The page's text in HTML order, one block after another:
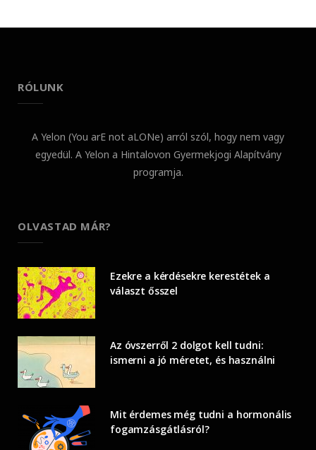
RÓLUNK
A Yelon (You arE not aLONe) arról szól, hogy nem vagy
egyedül. A Yelon a Hintalovon Gyermekjogi Alapítvány
programja.
OLVASTAD MÁR?
Ezekre a kérdésekre kerestétek a
választ ősszel
Az óvszerről 2 dolgot kell tudni:
ismerni a jó méretet, és használni
Mit érdemes még tudni a hormonális
fogamzásgátlásról?